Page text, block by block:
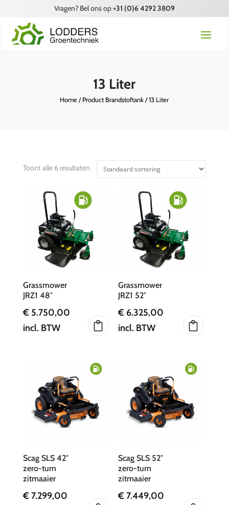
Vragen? Bel ons op+31 (0)6 4292 3809
13 Liter
Home/ Product Brandstoftank / 13 Liter
Toont alle 6 resultaten
Grassmower
JRZ1 48″
€ 5.750,00
incl. BTW
Grassmower
JRZ1 52″
€ 6.325,00
incl. BTW
Scag SLS 42″
zero-turn
zitmaaier
€ 7.299,00
Scag SLS 52″
zero-turn
zitmaaier
€ 7.449,00